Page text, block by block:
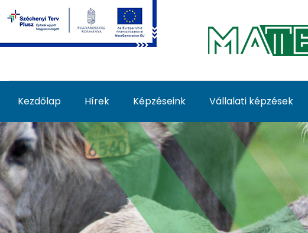
Ugrás a fő tartalomhoz
Kezdőlap Hírek Képzéseink Vállalati képzések
Az ultrahang